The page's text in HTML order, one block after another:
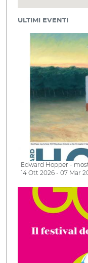
ULTIMI EVENTI
Edward Hopper -
14 Ott 2026 - 07 Mar